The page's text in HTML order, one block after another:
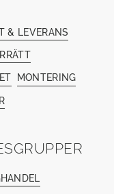
& LEVERANS
MONTERING